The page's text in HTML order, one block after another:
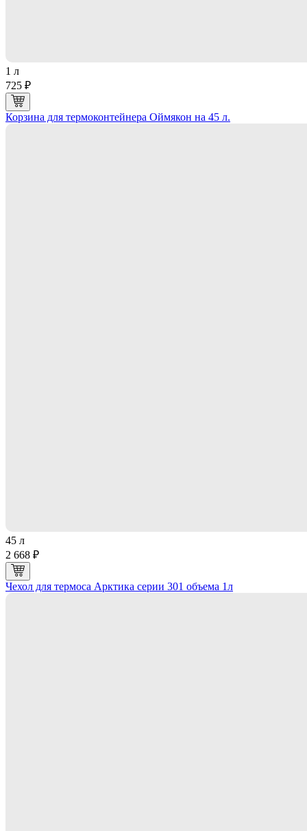
1 л
725 ₽
Корзина для термоконтейнера Оймякон на 45 л.
45 л
2 668 ₽
Чехол для термоса Арктика серии 301 объема 1л